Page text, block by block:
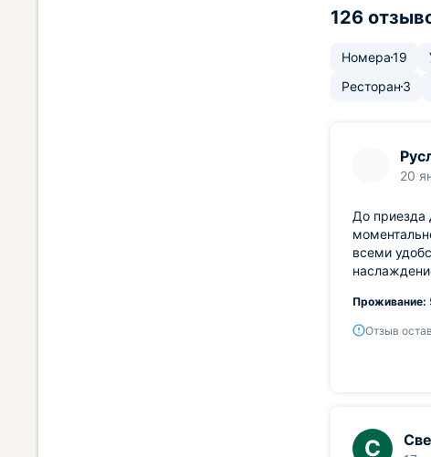
126
Номера19
Ресторан 3
20
До приезда
всеми
Проживание:
Отзыв
С